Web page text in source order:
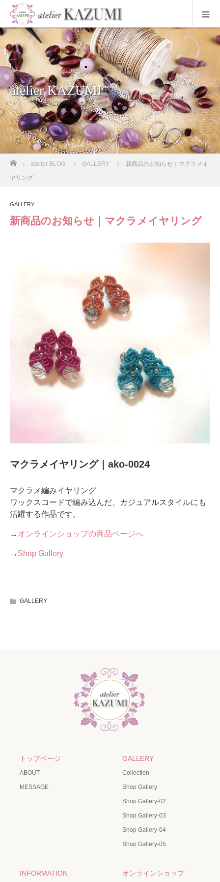
atelier KAZUMI
atelier BLOG GALLERY
新商品のお知らせ｜マクラメイ
ヤリング
GALLERY
新商品のお知らせ｜マクラメイヤリング
マクラメイヤリング｜ako-0024
マクラメ編みイヤリング
ワックスコードで編み込んだ、カジュアルスタイルにも
活躍する作品です。
→ オンラインショップの商品ページへ
→ Shop Gallery
GALLERY
トップページ
ABOUT
MESSAGE
GALLERY
Collection
Shop Gallery
Shop Gallery-02
Shop Gallery-03
Shop Gallery-04
Shop Gallery-05
INFORMATION オンラインショップ